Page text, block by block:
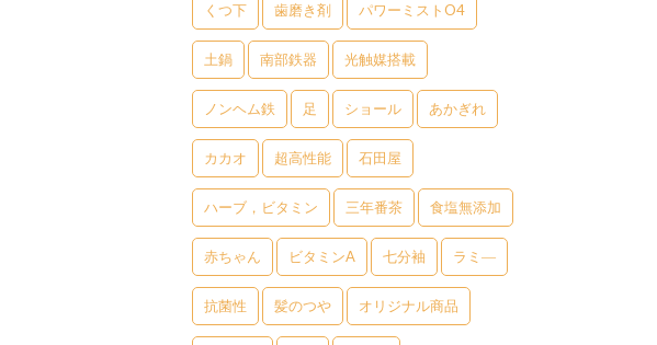
くつ下 歯磨き剤 パワーミストO4
土鍋 南部鉄器 光触媒搭載
ノンヘム鉄 足 ショール あかぎれ
カカオ 超高性能 石田屋
ハーブ，ビタミン 三年番茶 食塩無添加
赤ちゃん ビタミンA 七分袖 ラミ―
抗菌性 髪のつや オリジナル商品